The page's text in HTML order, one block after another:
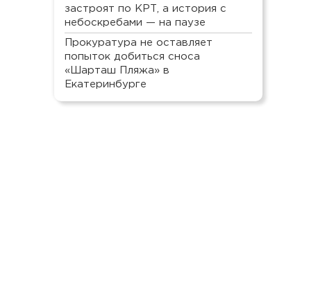
застроят по КРТ, а история с
небоскребами — на паузе
Прокуратура не оставляет
попыток добиться сноса
«Шарташ Пляжа» в
Екатеринбурге